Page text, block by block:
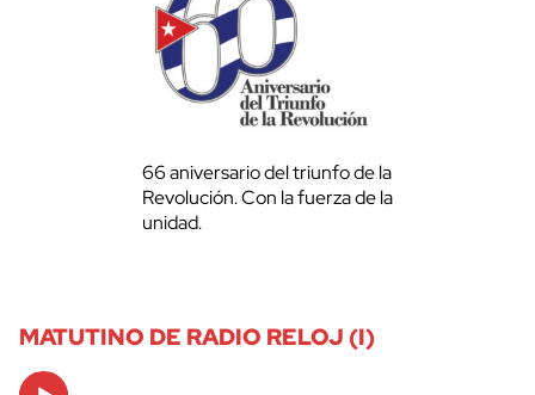
66 aniversario del triunfo de la
Revolución. Con la fuerza de la
unidad.
MATUTINO DE RADIO RELOJ (I)
Audio